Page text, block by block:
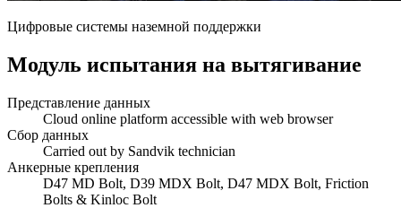
Цифровые системы наземной поддержки
Модуль испытания на вытягивание
Представление данных
Cloud online platform accessible with web browser
Сбор данных
Carried out by Sandvik technician
Анкерные крепления
D47 MD Bolt, D39 MDX Bolt, D47 MDX Bolt, Friction
Bolts & Kinloc Bolt